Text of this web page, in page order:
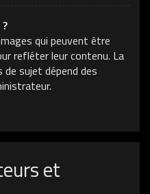
qui peuvent être
refléter leur contenu. La
de sujet dépend des
et